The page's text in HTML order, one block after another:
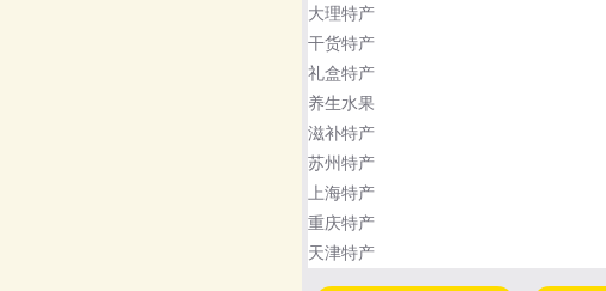
大理特产
干货特产
礼盒特产
养生水果
滋补特产
苏州特产
上海特产
重庆特产
天津特产